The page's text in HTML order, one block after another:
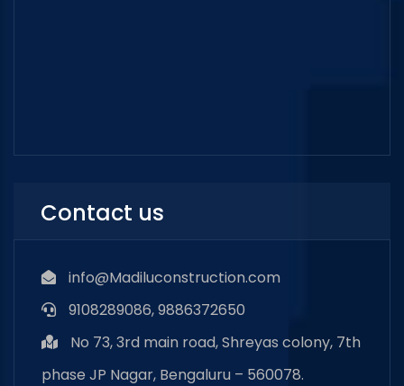
Contact us
info@Madiluconstruction.com
9108289086, 9886372650
No 73, 3rd main road, Shreyas colony, 7th
phase JP Nagar, Bengaluru – 560078.